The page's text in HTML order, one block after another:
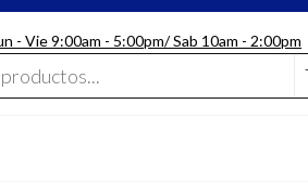
- Vie 9:00am - 5:00pm/ Sab 10am - 2:00pm